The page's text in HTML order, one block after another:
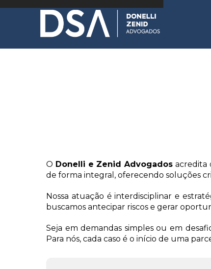
QUEM SOMOS
O Donelli e Zenid Advogados acredita
de forma integral, oferecendo soluções
Nossa atuação é interdisciplinar e
buscamos antecipar riscos e gerar
Seja em demandas simples ou em
Para nós, cada caso é o início de uma